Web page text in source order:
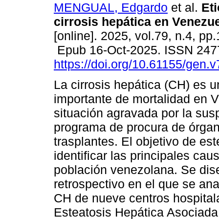
MENGUAL, Edgardo et al.
cirrosis hepática en
[online]. 2025, vol.79, n.4,
Epub 16-Oct-2025. ISSN
https://doi.org/10.61155/
La cirrosis hepática (CH) es
importante de mortalidad en
situación agravada por la
programa de procura de
trasplantes. El objetivo de
identificar las principales
población venezolana. Se
retrospectivo en el que se
CH de nueve centros
Esteatosis Hepática